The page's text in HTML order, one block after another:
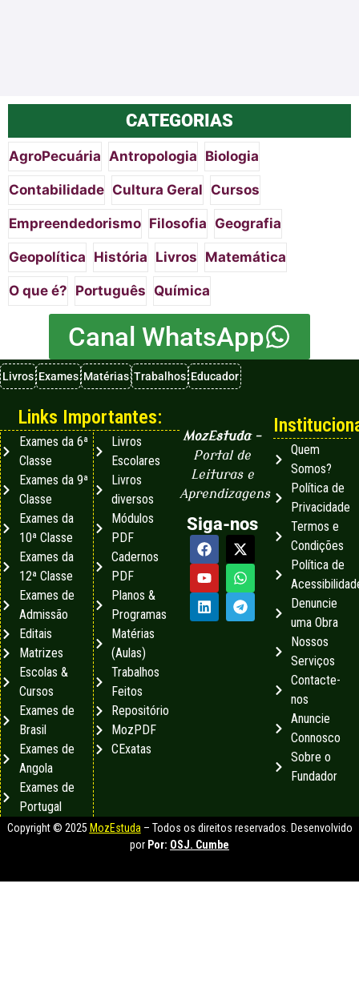
CATEGORIAS
AgroPecuária Antropologia Biologia
Contabilidade Cultura Geral Cursos
Empreendedorismo Filosofia Geografia
Geopolítica História Livros Matemática
O que é? Português Química
Canal WhatsApp
Livros Exames Matérias Trabalhos Educador
MozEstuda–
Portal de
Leituras e
Aprendizagens
Siga-nos
Quem
Somos?
Política de
Privacidade
Termos e
Condições
Política de
Denuncie
uma Obra
Nossos
Serviços
Contacte-
nos
Anuncie
Connosco
Sobre o
Fundador
Links Importantes:
Exames da 6ª
Classe
Exames da 9ª
Classe
Exames da
10ª Classe
Exames da
12ª Classe
Exames de
Admissão
Editais
Matrizes
Escolas &
Cursos
Exames de
Brasil
Exames de
Angola
Exames de
Portugal
Livros
Escolares
Livros
diversos
Módulos
PDF
Cadernos
PDF
Planos &
Programas
Matérias
(Aulas)
Trabalhos
Feitos
Repositório
MozPDF
CExatas
Copyright © 2025 MozEstuda– Todos os direitos reservados. Desenvolvido
por Por: OSJ. Cumbe